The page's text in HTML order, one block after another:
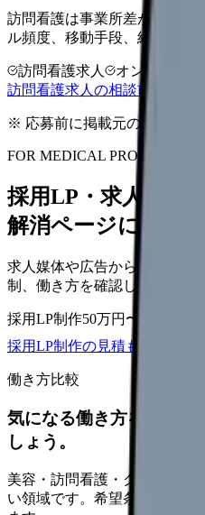
訪問看護は事業所差が大きい
ル頻度、移動手段、給与条件
訪問看護求人 オンコール確
訪問看護求人の相談前チェッ
※ 応募前に掲載元の最新情報
FOR MEDICAL PROVIDERS
採用LP・求人ペー
解消ページにできま
求人媒体や広告から来た看護
制、働き方を確認して応募で
採用LP制作50万円〜
採用LP制作の見積もりを依頼
働き方比較
気になる働き方を、求人
しょう。
美容・訪問看護・クリニック
い領域です。希望条件を先に